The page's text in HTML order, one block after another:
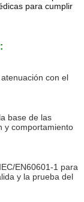
para cumplir
con el
base de las
y comportamiento
EN60601-1 para
y la prueba del